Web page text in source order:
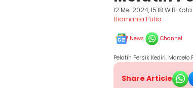
12 Mei 2024, 15:18 WIB
Bramanta Putra
News Channel
Pelatih Persik Kediri,
Share Article